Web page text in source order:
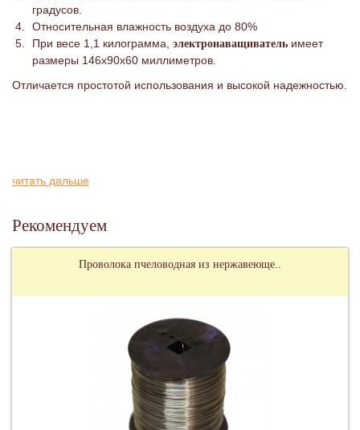
градусов.
Относительная влажность воздуха до 80%
При весе 1,1 килограмма, электронаващиватель имеет
размеры 146х90х60 миллиметров.
Отличается простотой использования и высокой надежностью.
читать дальше
Рекомендуем
Проволока пчеловодная из нержавеюще..